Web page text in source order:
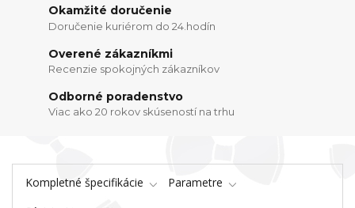
Okamžité doručenie
Doručenie kuriérom do 24.hodín
Overené zákazníkmi
Recenzie spokojných zákazníkov
Odborné poradenstvo
Viac ako 20 rokov skúseností na trhu
Kompletné špecifikácie
Parametre